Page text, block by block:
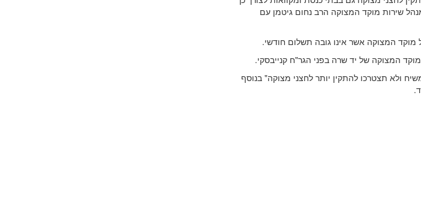
שירות מוקד המצוקה הרב נחום גיטמן עם
מוקד המצוקה אשר אינו גובה תשלום חודשי.
המצוקה של יד שרה בפני הגר"ח קנייבסקי.
ולא תצטרכו להתקין יותר לחצני מצוקה" בנוסף